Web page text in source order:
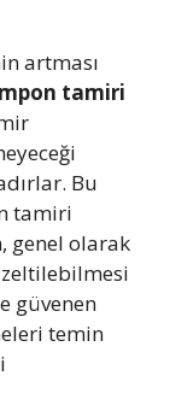
artması
tamiri
Bu
tamiri
genel olarak
güvenen
temin